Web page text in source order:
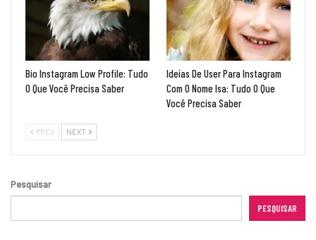
Bio Instagram Low Profile: Tudo
O Que Você Precisa Saber
Ideias De User Para Instagram
Com O Nome Isa: Tudo O Que
Você Precisa Saber
PREV NEXT
Pesquisar
PESQUISAR